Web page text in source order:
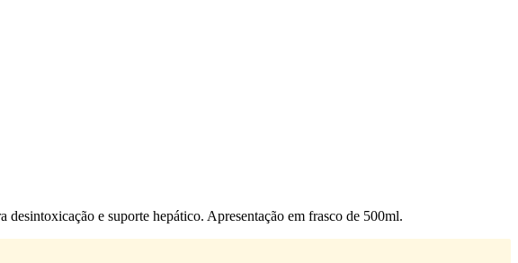
e suporte hepático. Apresentação em frasco de 500ml.